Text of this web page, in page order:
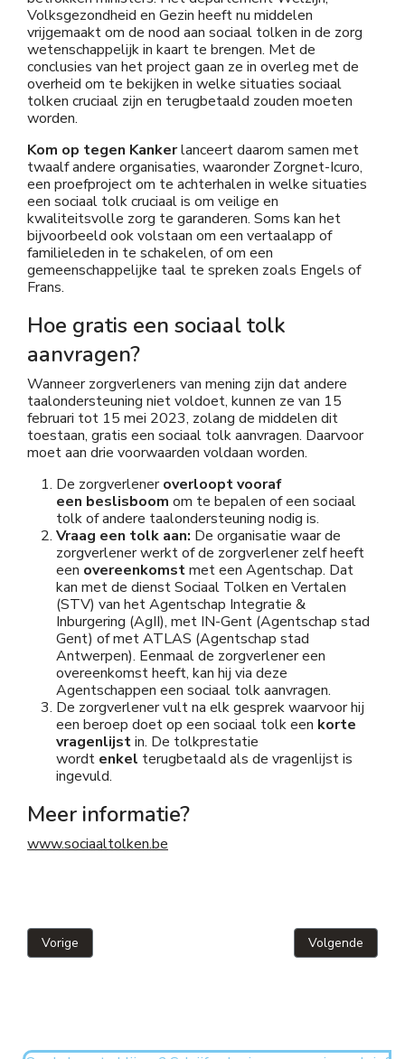
Volksgezondheid en Gezin heeft nu middelen
vrijgemaakt om de nood aan sociaal tolken in de zorg
wetenschappelijk in kaart te brengen. Met de
conclusies van het project gaan ze in overleg met de
overheid om te bekijken in welke situaties sociaal
tolken cruciaal zijn en terugbetaald zouden moeten
worden.
Kom op tegen Kankerlanceert daarom samen met
twaalf andere organisaties, waaronder Zorgnet-Icuro,
een proefproject om te achterhalen in welke situaties
een sociaal tolk cruciaal is om veilige en
kwaliteitsvolle zorg te garanderen. Soms kan het
bijvoorbeeld ook volstaan om een vertaalapp of
familieleden in te schakelen, of om een
gemeenschappelijke taal te spreken zoals Engels of
Frans.
Hoe gratis een sociaal tolk
aanvragen?
Wanneer zorgverleners van mening zijn dat andere
taalondersteuning niet voldoet, kunnen ze van 15
februari tot 15 mei 2023, zolang de middelen dit
toestaan, gratis een sociaal tolk aanvragen. Daarvoor
moet aan drie voorwaarden voldaan worden.
De zorgverleneroverloopt vooraf
een beslisboom om te bepalen of een sociaal
tolk of andere taalondersteuning nodig is.
Vraag een tolk aan: De organisatie waar de
zorgverlener werkt of de zorgverlener zelf heeft
een overeenkomstmet een Agentschap. Dat
kan met de dienst Sociaal Tolken en Vertalen
(STV) van het Agentschap Integratie &
Inburgering (AgII), met IN-Gent (Agentschap stad
Gent) of met ATLAS (Agentschap stad
Antwerpen). Eenmaal de zorgverlener een
overeenkomst heeft, kan hij via deze
Agentschappen een sociaal tolk aanvragen.
De zorgverlener vult na elk gesprek waarvoor hij
een beroep doet op een sociaal tolk een korte
vragenlijstin. De tolkprestatie
wordt enkel terugbetaald als de vragenlijst is
ingevuld.
Meer informatie?
www.sociaaltolken.be
Vorig artikel: Twee boeiende webinars op 16 februari en op
Vorige Volgende
Volgende